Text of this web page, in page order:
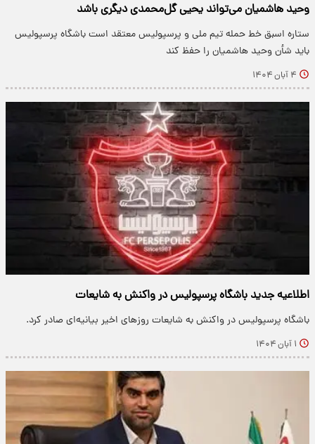
وحید هاشمیان می‌تواند یحیی گل‌محمدی دیگری باشد
ستاره اسبق خط حمله تیم ملی و پرسپولیس معتقد است باشگاه پرسپولیس
باید شأن وحید هاشمیان را حفظ کند‌
۴ آبان ۱۴۰۴
اطلاعیه جدید باشگاه پرسپولیس در واکنش به شایعات
باشگاه پرسپولیس در واکنش به شایعات روزهای اخیر بیانیه‌ای صادر کرد.
۱ آبان ۱۴۰۴